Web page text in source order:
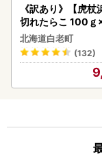
《訳あり》【虎杖
切れたらこ 100
0g AK081
北海道白老町
(132)